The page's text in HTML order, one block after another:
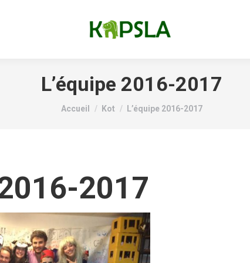
L’équipe 2016-2017
Vous êtes ici :
Accueil Kot L’équipe 2016-2017
2017